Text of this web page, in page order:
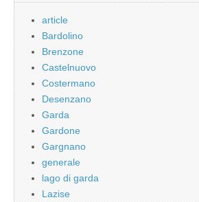
article
Bardolino
Brenzone
Castelnuovo
Costermano
Desenzano
Garda
Gardone
Gargnano
generale
lago di garda
Lazise